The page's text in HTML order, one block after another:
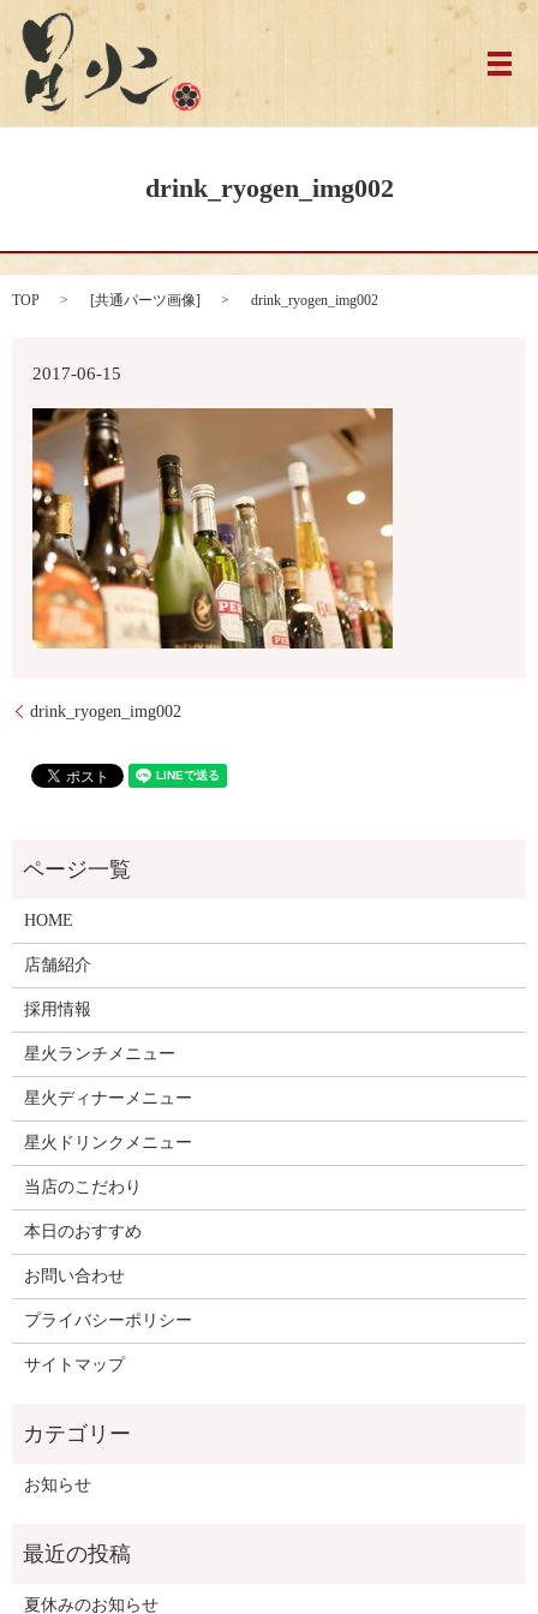
メ
drink_ryogen_img002
TOP [共通パーツ画像] drink_ryogen_img002
2017-06-15
drink_ryogen_img002
HOME
店舗紹介
採用情報
星火ランチメニュー
星火ディナーメニュー
星火ドリンクメニュー
当店のこだわり
本日のおすすめ
お問い合わせ
プライバシーポリシー
サイトマップ
お知らせ
夏休みのお知らせ